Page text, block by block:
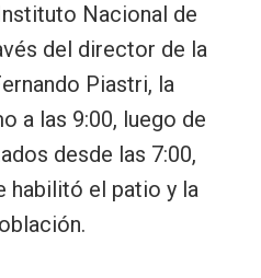
Nacional de
del director de la
Piastri, la
a las 9:00, luego de
desde las 7:00,
habilitó el patio y la